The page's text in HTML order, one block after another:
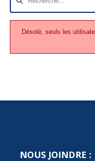
Désolé, seuls les
NOUS JOINDRE :